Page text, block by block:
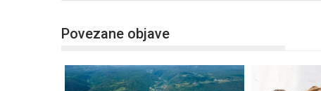
Povezane objave